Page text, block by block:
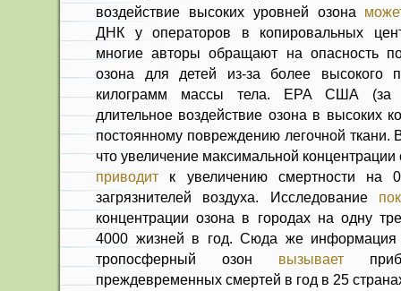
воздействие высоких уровней озона
ДНК у операторов в копировальных
многие авторы обращают на опасность
озона для детей из-за более высокого
килограмм массы тела. EPA США (за
длительное воздействие озона в высоких
постоянному повреждению легочной ткани.
что увеличение максимальной концентрации
приводит к увеличению смертности на
загрязнителей воздуха. Исследование
концентрации озона в городах на одну
4000 жизней в год. Сюда же информация
тропосферный озон вызывает
преждевременных смертей в год в 25